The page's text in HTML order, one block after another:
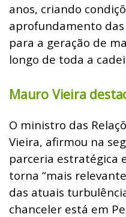
anos, criando
aprofundamento
para a geração de
longo de toda a
Mauro Vieira
O ministro das
Vieira, afirmou na
parceria estratégica
torna “mais
das atuais
chanceler está em